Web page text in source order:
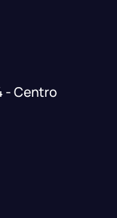
- Centro